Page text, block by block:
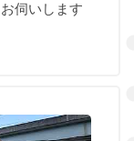
伺いします